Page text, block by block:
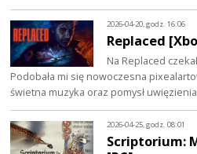
2026-04-20, godz. 16:06
Replaced
Na Replaced
Podobała mi się nowoczesna
świetna muzyka oraz pomysł
2026-04-25, godz. 08:01
Scriptorium: